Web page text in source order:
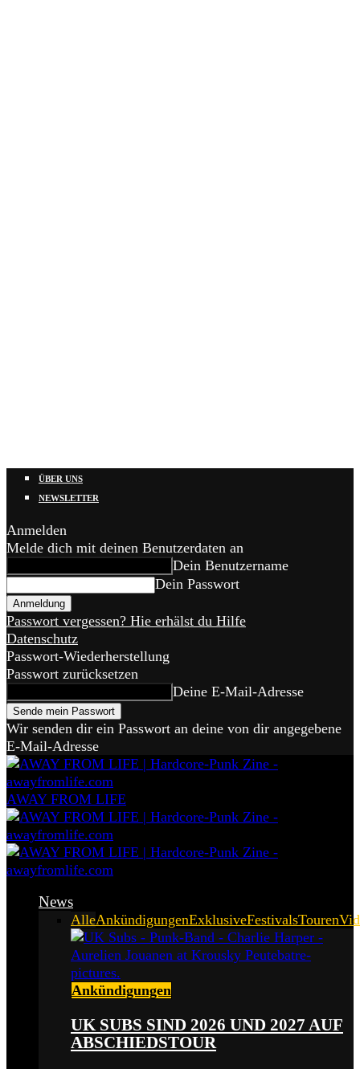
ÜBER UNS
NEWSLETTER
Anmelden
Melde dich mit deinen Benutzerdaten an
Dein Benutzername
Dein Passwort
Passwort vergessen? Hie erhälst du Hilfe
Datenschutz
Passwort-Wiederherstellung
Passwort zurücksetzen
Deine E-Mail-Adresse
Wir senden dir ein Passwort an deine von dir angegebene
E-Mail-Adresse
AWAY FROM LIFE
News
AlleAnkündigungenExklusiveFestivalsTouren
Ankündigungen
UK SUBS SIND 2026 UND 2027 AUF
ABSCHIEDSTOUR